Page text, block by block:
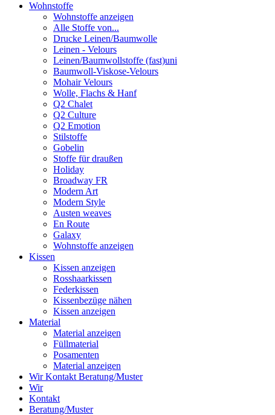
Wohnstoffe
Wohnstoffe anzeigen
Alle Stoffe von...
Drucke Leinen/Baumwolle
Leinen - Velours
Leinen/Baumwollstoffe (fast)uni
Baumwoll-Viskose-Velours
Mohair Velours
Wolle, Flachs & Hanf
Q2 Chalet
Q2 Culture
Q2 Emotion
Stilstoffe
Gobelin
Stoffe für draußen
Holiday
Broadway FR
Modern Art
Modern Style
Austen weaves
En Route
Galaxy
Wohnstoffe anzeigen
Kissen
Kissen anzeigen
Rosshaarkissen
Federkissen
Kissenbezüge nähen
Kissen anzeigen
Material
Material anzeigen
Füllmaterial
Posamenten
Material anzeigen
WirKontakt Beratung/Muster
Wir
Kontakt
Beratung/Muster